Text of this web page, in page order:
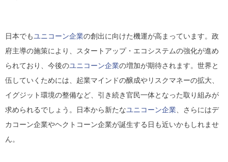
日本でもユニコーン企業の創出に向けた機運が高まっています。政
府主導の施策により、スタートアップ・エコシステムの強化が進め
られており、今後のユニコーン企業の増加が期待されます。世界と
伍していくためには、起業マインドの醸成やリスクマネーの拡大、
イグジット環境の整備など、引き続き官民一体となった取り組みが
求められるでしょう。日本から新たなユニコーン企業 、さらにはデ
カコーン企業やヘクトコーン企業が誕生する日も近いかもしれませ
ん。